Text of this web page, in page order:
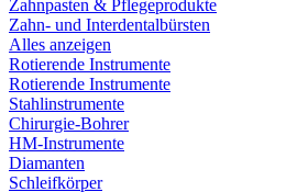
Zahnpasten & Pflegeprodukte
Zahn- und Interdentalbürsten
Alles anzeigen
Rotierende Instrumente
Rotierende Instrumente
Stahlinstrumente
Chirurgie-Bohrer
HM-Instrumente
Diamanten
Schleifkörper